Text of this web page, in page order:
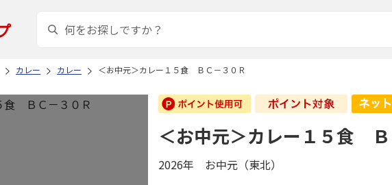
カレー カレー ＜お中元＞カレー１５食 ＢＣ－３０Ｒ
＜お中元＞カレー１５食 Ｂ
2026年 お中元（東北）